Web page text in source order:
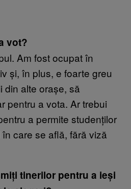
vot?
Am fost ocupat în
și, în plus, e foarte greu
din alte orașe, să
pentru a vota. Ar trebui
a permite studenților
care se află, fără viză
tinerilor pentru a ieși